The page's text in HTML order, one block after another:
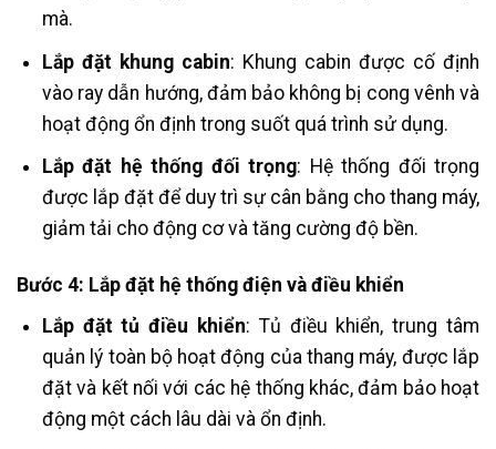
mà.
Lắp đặt khung cabin: Khung cabin được cố định
vào ray dẫn hướng, đảm bảo không bị cong vênh và
hoạt động ổn định trong suốt quá trình sử dụng.
Lắp đặt hệ thống đối trọng: Hệ thống đối trọng
được lắp đặt để duy trì sự cân bằng cho thang máy,
giảm tải cho động cơ và tăng cường độ bền.
Bước 4: Lắp đặt hệ thống điện và điều khiển
Lắp đặt tủ điều khiển: Tủ điều khiển, trung tâm
quản lý toàn bộ hoạt động của thang máy, được lắp
đặt và kết nối với các hệ thống khác, đảm bảo hoạt
động một cách lâu dài và ổn định.